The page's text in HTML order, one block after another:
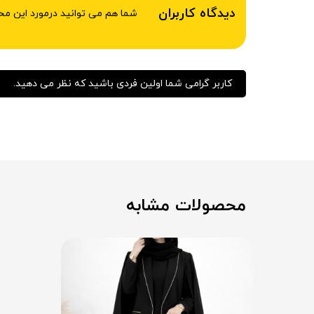
دیدگاه کاربران شما هم می توانید درمورد این
کاربر گرامی شما اولین فردی باشید که نظر می دهید.
محصولات مشابه